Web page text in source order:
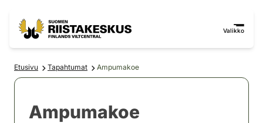
Valikko
Etusivu Tapahtumat Ampumakoe
Ampumakoe